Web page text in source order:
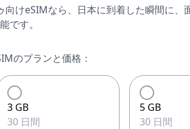
けeSIMなら、日本に到着した瞬間に、
です。
のプランと価格：
3 GB
30 日間
5 GB
30 日間